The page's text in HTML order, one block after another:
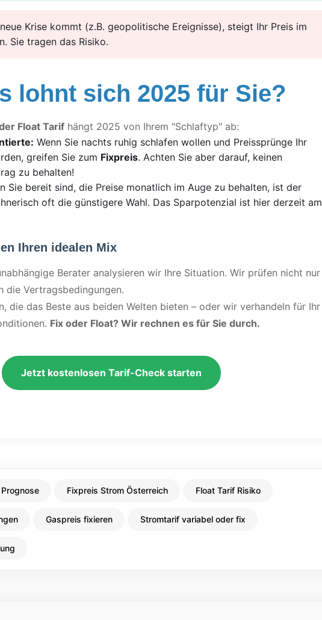
Krise kommt (z.B. geopolitische Ereignisse), steigt Ihr Preis im
Sie tragen das Risiko.
lohnt sich 2025 für Sie?
Float Tarifhängt 2025 von Ihrem "Schlaftyp" ab:
Wenn Sie nachts ruhig schlafen wollen und Preissprünge Ihr
greifen Sie zum Fixpreis. Achten Sie aber darauf, keinen
zu behalten!
Sie bereit sind, die Preise monatlich im Auge zu behalten, ist der
oft die günstigere Wahl. Das Sparpotenzial ist hier derzeit am
Ihren idealen Mix
Berater analysieren wir Ihre Situation. Wir prüfen nicht nur
die Vertragsbedingungen.
die das Beste aus beiden Welten bieten – oder wir verhandeln für Ihr
Fix oder Float? Wir rechnen es für Sie durch.
Jetzt kostenlosen Tarif-Check starten
Fixpreis Strom Österreich Float Tarif Risiko
Gaspreis fixieren Stromtarif variabel oder fix